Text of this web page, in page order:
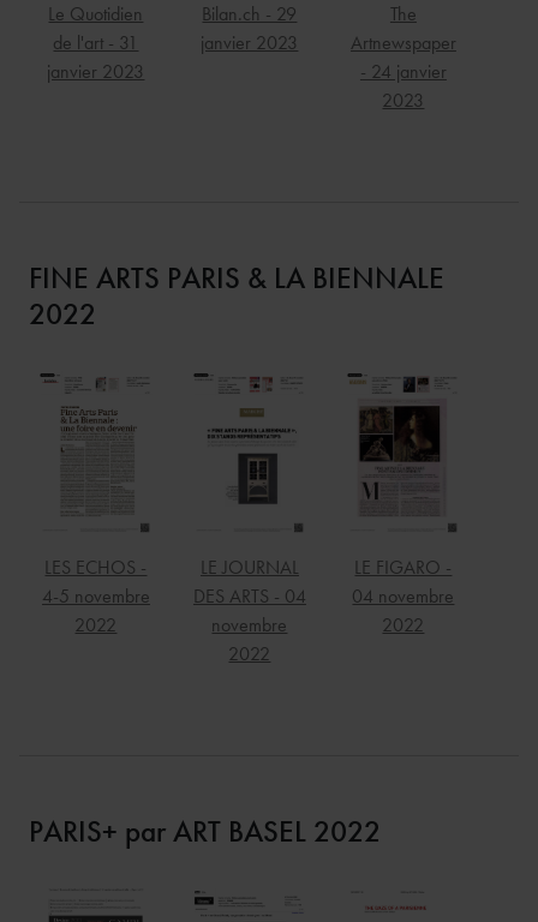
Le Quotidien
de l'art - 31
janvier 2023
Bilan.ch - 29
janvier 2023
The
Artnewspaper
- 24 janvier
2023
FINE ARTS PARIS & LA BIENNALE
2022
LES ECHOS -
4-5 novembre
2022
LE JOURNAL
DES ARTS - 04
novembre
2022
LE FIGARO -
04 novembre
2022
PARIS+ par ART BASEL 2022